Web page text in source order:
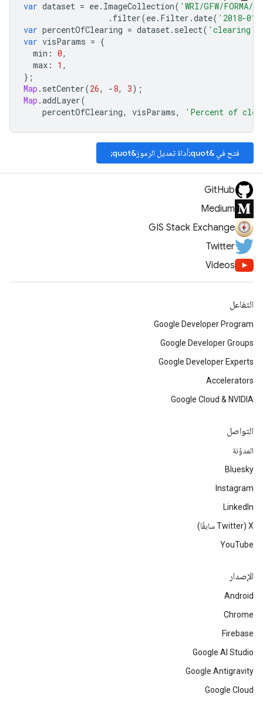
var dataset = ee. ImageCollection( 'WRI/GFW/
. filter(ee. Filter .date( '2018-
var percentOfClearing = dataset. select( 'clearing'
var visParams = {
min : 0,
max : 1 ,
};
Map . setCenter(26, -8, 3);
Map .addLayer(
percentOfClearing, visParams, 'Percent of
فتح في &quot;أداة تعديل الرموز&quot;
GitHub
Medium
GIS Stack Exchange
Twitter
Videos
التفاعل
Google Developer Program
Google Developer Groups
Google Developer Experts
Accelerators
Google Cloud & NVIDIA
التواصل
المدوّنة
Bluesky
Instagram
LinkedIn
‫X ‏(Twitter سابقًا)
YouTube
الإصدار
Android
Chrome
Firebase
Google AI Studio
Google Antigravity
Google Cloud